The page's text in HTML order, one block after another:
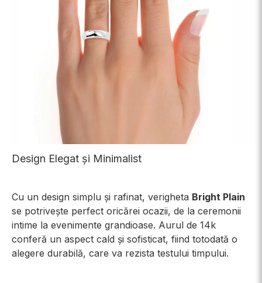
Design Elegat și Minimalist
Cu un design simplu și rafinat, verigheta Bright Plain
se potrivește perfect oricărei ocazii, de la ceremonii
intime la evenimente grandioase. Aurul de 14k
conferă un aspect cald și sofisticat, fiind totodată o
alegere durabilă, care va rezista testului timpului.